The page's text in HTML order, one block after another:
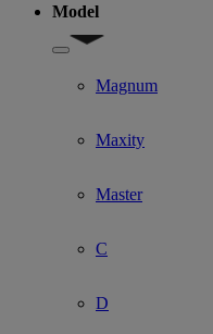
Model
Show submenu for Model
Magnum
Maxity
Master
C
D